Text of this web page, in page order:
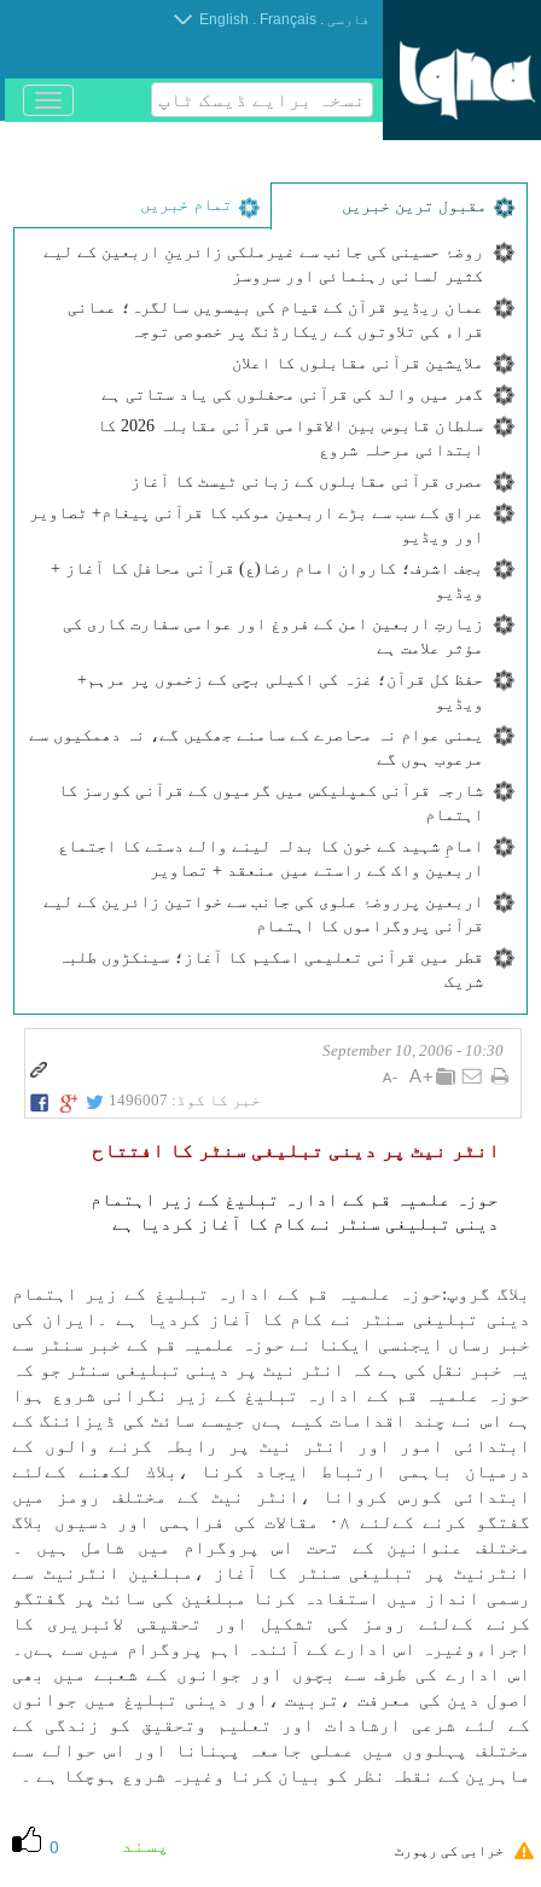
فارسی .
Français
.
English
نسخہ برایے ڈیسک ٹاپ
باز
و
مقبول ترین خبریں تمام خبریں
روضۂ حسینی کی جانب سے غیرملکی زائرینِ اربعین کے لیے
کثیر لسانی رہنمائی اور سروسز
عمان ریڈیو قرآن کے قیام کی بیسویں سالگرہ؛ عمانی
قراء کی تلاوتوں کے ریکارڈنگ پر خصوصی توجہ
ملایشین قرآنی مقابلوں کا اعلان
گھر میں والد کی قرآنی محفلوں کی یاد ستاتی ہے
سلطان قابوس بین الاقوامی قرآنی مقابلہ 2026 کا
ابتدائی مرحلہ شروع
مصری قرآنی مقابلوں کے زبانی ٹیسٹ کا آغاز
عراق کے سب سے بڑے اربعین موکب کا قرآنی پیغام+ ٹصاویر
اور ویڈیو
بجف اشرف؛ کاروان امام رضا(ع) قرآنی محافل کا آغاز +
ویڈیو
زیارتِ اربعین امن کے فروغ اور عوامی سفارت کاری کی
مؤثر علامت ہے
حفظ کل قرآن؛ غزہ کی اکیلی بچی کے زخموں پر مرہم+
ویڈیو
یمنی عوام نہ محاصرے کے سامنے جھکیں گے، نہ دھمکیوں سے
مرعوب ہوں گے
شارجہ قرآنی کمپلیکس میں گرمیوں کے قرآنی کورسز کا
اہتمام
امامِ شہید کے خون کا بدلہ لینے والے دستے کا اجتماع
اربعین واک کے راستے میں منعقد + تصاویر
اربعین پرروضۂ علوی کی جانب سے خواتین زائرین کے لیے
قرآنی پروگراموں کا اہتمام
قطر میں قرآنی تعلیمی اسکیم کا آغاز؛ سینکڑوں طلبہ
شریک
10:30 - September 10, 2006
خبر کا کوڈ: 1496007
انٹر نیٹ پر دينی تبليغی سنٹر كا افتتاح
حوزہ علمیہ قم كے ادارہ تبليغ كے زير اہتمام
دينی تبليغی سنٹر نے كام كا آغاز كرديا ہے
بلاگ گروپ:حوزہ علمیہ قم كے ادارہ تبليغ كے زير اہتمام
دينی تبليغی سنٹر نے كام كا آغاز كرديا ہے ۔ايران كی
خبر رساں ايجنسی ايكنا نے حوزہ علمیہ قم كے خبر سنٹر سے
یہ خبر نقل كی ہے كہ انٹر نیٹ پر دينی تبليغی سنٹر جو كہ
حوزہ علمیہ قم كے ادارہ تبليغ كے زير نگرانی شروع ہوا
ہے اس نے چند اقدامات كیے ہےں جيسے سائٹ كی ڈيزائنگ كے
ابتدائی امور اور انٹر نیٹ پر رابطہ كرنے والوں كے
درميان باہمی ارتباط ايجاد كرنا ،بلاك لكھنے كےلئے
ابتدائی كورس كروانا ،انٹر نیٹ كے مختلف رومز میں
گفتگو كرنے كےلئے ۰۸ مقالات كی فراہمی اور دسيوں بلاگ
مختلف عنوانين كے تحت اس پروگرام میں شامل ہیں ۔
انٹرنیٹ پر تبليغی سنٹر كا آغاز ،مبلغين انٹرنیٹ سے
رسمی انداز میں استفادہ كرنا مبلغين كی سائٹ پر گفتگو
كرنے كےلئے رومز كی تشكيل اور تحقيقی لائبريری كا
اجراءوغيرہ اس ادارے كے آئندہ اہم پروگرام میں سے ہےں۔
اس ادارے كی طرف سے بچوں اور جوانوں كے شعبے میں بھی
اصول دين كی معرفت ،تربيت ،اور دينی تبليغ میں جوانوں
كے لئے شرعی ارشادات اور تعليم وتحقيق كو زندگی كے
مختلف پہلووں میں عملی جامعہ پہنانا اور اس حوالے سے
ماہرين كے نقطہ نظر كو بيان كرنا وغيرہ شروع ہوچكا ہے ۔
0 پسند خرابی کی رپورٹ